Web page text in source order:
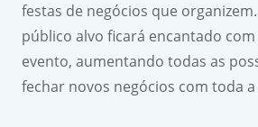
festas de negócios que
público alvo ficará encantado
evento, aumentando todas as
fechar novos negócios com toda